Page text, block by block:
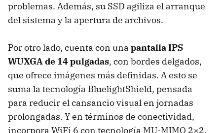
problemas. Además, su SSD agiliza el arranque
del sistema y la apertura de archivos.
Por otro lado, cuenta con una pantalla IPS
WUXGA de 14 pulgadas, con bordes delgados,
que ofrece imágenes más definidas. A esto se
suma la tecnología BluelightShield, pensada
para reducir el cansancio visual en jornadas
prolongadas. Y en términos de conectividad,
incorpora WiFi 6 con tecnología MU-MIMO 2×2,